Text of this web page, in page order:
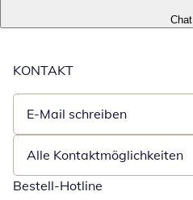
Chat
KONTAKT
E-Mail schreiben
Öffnet E-Mail-Client
Alle Kontaktmöglichkeiten
Bestell-Hotline